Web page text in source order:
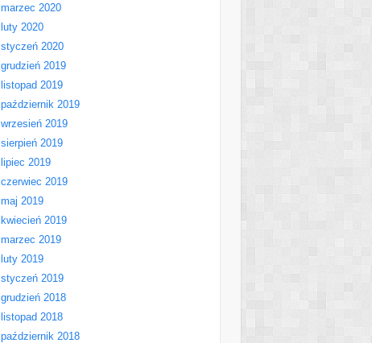
marzec 2020
luty 2020
styczeń 2020
grudzień 2019
listopad 2019
październik 2019
wrzesień 2019
sierpień 2019
lipiec 2019
czerwiec 2019
maj 2019
kwiecień 2019
marzec 2019
luty 2019
styczeń 2019
grudzień 2018
listopad 2018
październik 2018